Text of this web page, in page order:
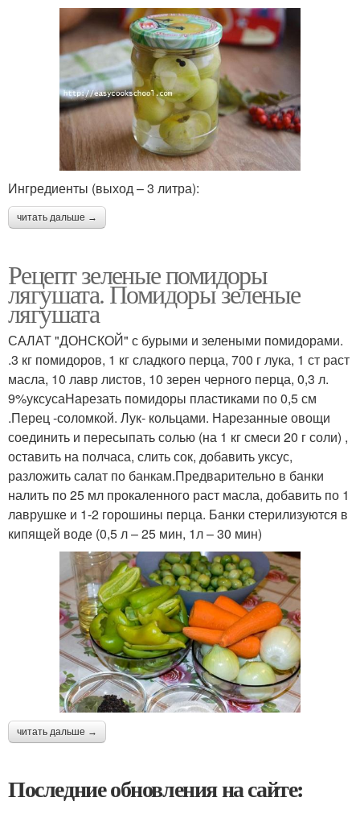
Ингредиенты (выход – 3 литра):
читать дальше →
Рецепт зеленые помидоры
лягушата. Помидоры зеленые
лягушата
САЛАТ "ДОНСКОЙ" с бурыми и зелеными помидорами.
.3 кг помидоров, 1 кг сладкого перца, 700 г лука, 1 ст раст
масла, 10 лавр листов, 10 зерен черного перца, 0,3 л.
9%уксусаНарезать помидоры пластиками по 0,5 см
.Перец -соломкой. Лук- кольцами. Нарезанные овощи
соединить и пересыпать солью (на 1 кг смеси 20 г соли) ,
оставить на полчаса, слить сок, добавить уксус,
разложить салат по банкам.Предварительно в банки
налить по 25 мл прокаленного раст масла, добавить по 1
лаврушке и 1-2 горошины перца. Банки стерилизуются в
кипящей воде (0,5 л – 25 мин, 1л – 30 мин)
читать дальше →
Последние обновления на сайте: